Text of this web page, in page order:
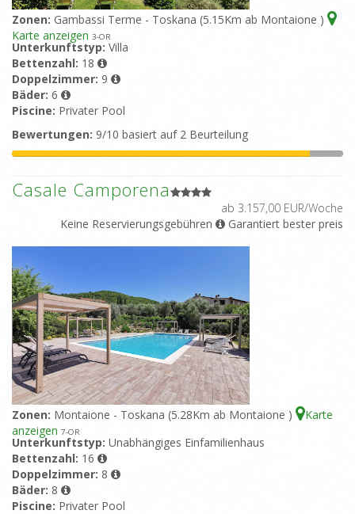
Zonen: Gambassi Terme - Toskana (5.15Km ab Montaione )
Karte anzeigen 3-OR
Unterkunftstyp: Villa
Bettenzahl: 18
Doppelzimmer: 9
Bäder: 6
Piscine: Privater Pool
Bewertungen: 9/10 basiert auf 2 Beurteilung
Casale Camporena
ab 3.157,00 EUR/Woche
Keine Reservierungsgebühren
Garantiert bester preis
Zonen: Montaione - Toskana (5.28Km ab Montaione )
Karte
anzeigen 7-OR
Unterkunftstyp: Unabhängiges Einfamilienhaus
Bettenzahl: 16
Doppelzimmer: 8
Bäder: 8
Piscine: Privater Pool